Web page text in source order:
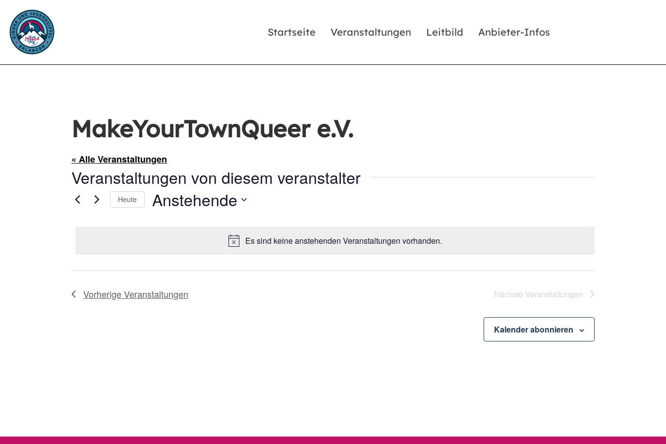
Startseite Veranstaltungen Leitbild Anbieter-Infos
MakeYourTownQueer e.V.
« Alle Veranstaltungen
Veranstaltungen von diesem veranstalter
Hinweis
Es sind keine anstehenden Veranstaltungen vorhanden.
Heute Anstehende
VorherigeVeranstaltungen Nächste Veranstaltungen
Kalender abonnieren